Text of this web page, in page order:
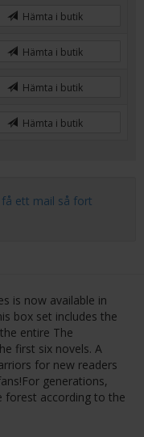
Hämta i butik
Hämta i butik
Hämta i butik
Hämta i butik
få ett mail så fort
is now available in
box set includes the
entire The
first six novels. A
for new readers
generations,
forest according to the